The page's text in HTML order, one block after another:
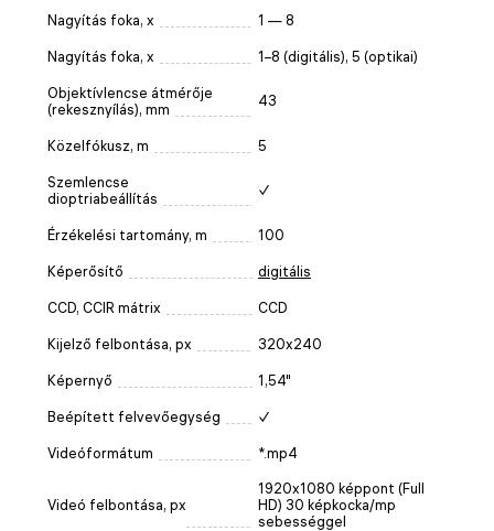
Nagyítás foka, x 1 — 8
Nagyítás foka, x 1–8 (digitális), 5 (optikai)
Objektívlencse átmérője
(rekesznyílás), mm
43
Közelfókusz, m 5
Szemlencse
dioptriabeállítás
✓
Érzékelési tartomány, m 100
Képerősítő digitális
CCD, CCIR mátrix CCD
Kijelző felbontása, px 320x240
Képernyő 1,54"
Beépített felvevőegység ✓
Videóformátum *.mp4
Videó felbontása, px
1920x1080 képpont (Full
HD) 30 képkocka/mp
sebességgel